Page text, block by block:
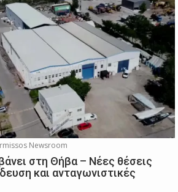
Newsroom
στη Θήβα – Νέες θέσεις
και ανταγωνιστικές